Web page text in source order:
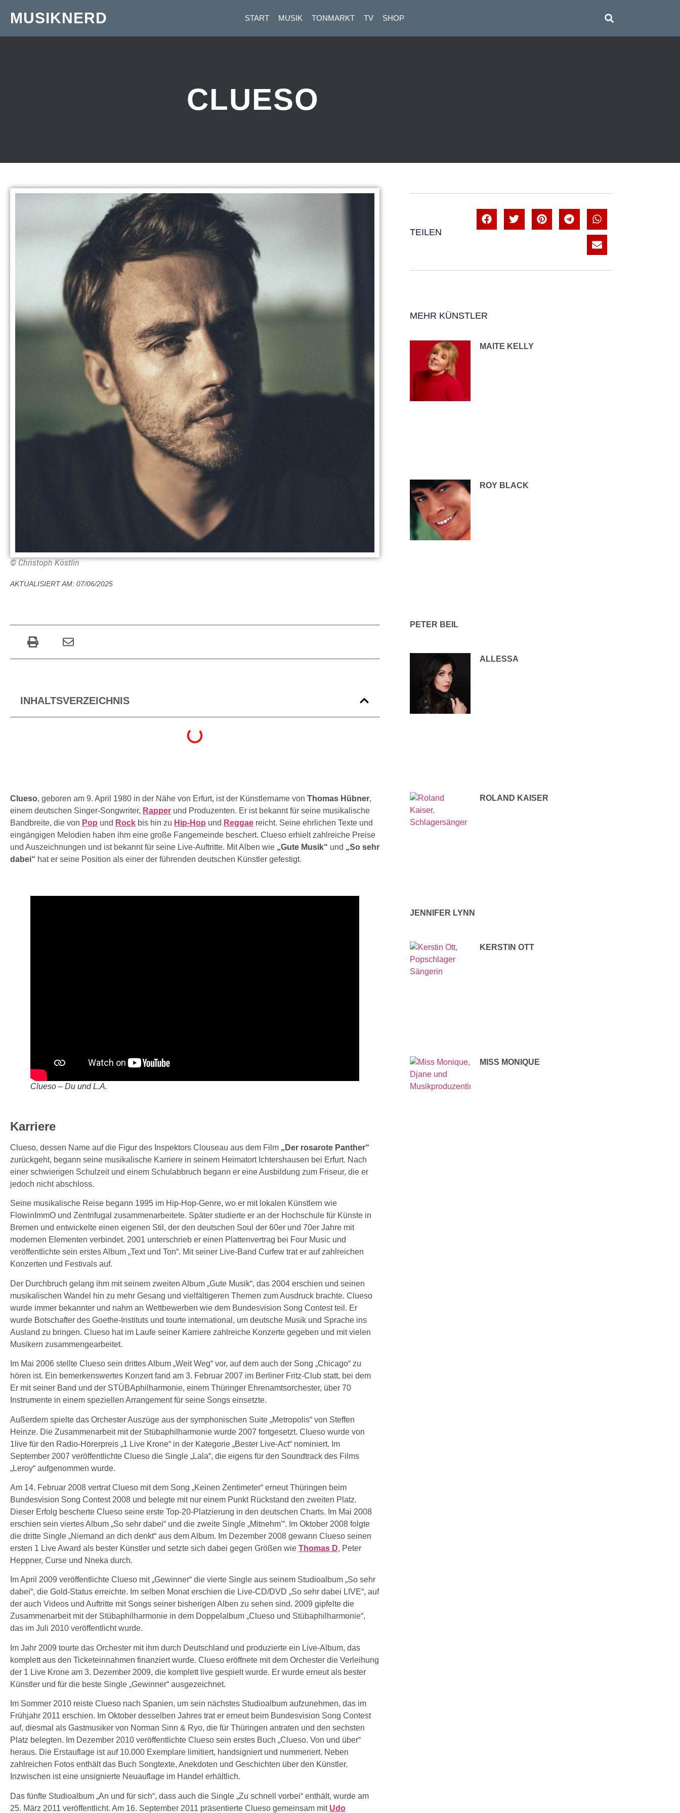
MUSIKNERD START MUSIK TONMARKT TV SHOP
CLUESO
© Christoph Köstlin
AKTUALISIERT AM: 07/06/2025
INHALTSVERZEICHNIS
Clueso, geboren am 9. April 1980 in der Nähe von Erfurt, ist der Künstlername von Thomas Hübner,
einem deutschen Singer-Songwriter, Rapper und Produzenten. Er ist bekannt für seine musikalische
Bandbreite, die von Pop und Rock bis hin zu Hip-Hop und Reggae reicht. Seine ehrlichen Texte und
eingängigen Melodien haben ihm eine große Fangemeinde beschert. Clueso erhielt zahlreiche Preise
und Auszeichnungen und ist bekannt für seine Live-Auftritte. Mit Alben wie „Gute Musik“ und „So sehr
dabei“ hat er seine Position als einer der führenden deutschen Künstler gefestigt.
Clueso – Du und L.A.
Karriere
Clueso, dessen Name auf die Figur des Inspektors Clouseau aus dem Film „Der rosarote Panther“
zurückgeht, begann seine musikalische Karriere in seinem Heimatort Ichtershausen bei Erfurt. Nach
einer schwierigen Schulzeit und einem Schulabbruch begann er eine Ausbildung zum Friseur, die er
jedoch nicht abschloss.
Seine musikalische Reise begann 1995 im Hip-Hop-Genre, wo er mit lokalen Künstlern wie
FlowinImmO und Zentrifugal zusammenarbeitete. Später studierte er an der Hochschule für Künste in
Bremen und entwickelte einen eigenen Stil, der den deutschen Soul der 60er und 70er Jahre mit
modernen Elementen verbindet. 2001 unterschrieb er einen Plattenvertrag bei Four Music und
veröffentlichte sein erstes Album „Text und Ton“. Mit seiner Live-Band Curfew trat er auf zahlreichen
Konzerten und Festivals auf.
Der Durchbruch gelang ihm mit seinem zweiten Album „Gute Musik“, das 2004 erschien und seinen
musikalischen Wandel hin zu mehr Gesang und vielfältigeren Themen zum Ausdruck brachte. Clueso
wurde immer bekannter und nahm an Wettbewerben wie dem Bundesvision Song Contest teil. Er
wurde Botschafter des Goethe-Instituts und tourte international, um deutsche Musik und Sprache ins
Ausland zu bringen. Clueso hat im Laufe seiner Karriere zahlreiche Konzerte gegeben und mit vielen
Musikern zusammengearbeitet.
Im Mai 2006 stellte Clueso sein drittes Album „Weit Weg“ vor, auf dem auch der Song „Chicago“ zu
hören ist. Ein bemerkenswertes Konzert fand am 3. Februar 2007 im Berliner Fritz-Club statt, bei dem
Er mit seiner Band und der STÜBAphilharmonie, einem Thüringer Ehrenamtsorchester, über 70
Instrumente in einem speziellen Arrangement für seine Songs einsetzte.
Außerdem spielte das Orchester Auszüge aus der symphonischen Suite „Metropolis“ von Steffen
Heinze. Die Zusammenarbeit mit der Stübaphilharmonie wurde 2007 fortgesetzt. Clueso wurde von
1live für den Radio-Hörerpreis „1 Live Krone“ in der Kategorie „Bester Live-Act“ nominiert. Im
September 2007 veröffentlichte Clueso die Single „Lala“, die eigens für den Soundtrack des Films
„Leroy“ aufgenommen wurde.
Am 14. Februar 2008 vertrat Clueso mit dem Song „Keinen Zentimeter“ erneut Thüringen beim
Bundesvision Song Contest 2008 und belegte mit nur einem Punkt Rückstand den zweiten Platz.
Dieser Erfolg bescherte Clueso seine erste Top-20-Platzierung in den deutschen Charts. Im Mai 2008
erschien sein viertes Album „So sehr dabei“ und die zweite Single „Mitnehm'“. Im Oktober 2008 folgte
die dritte Single „Niemand an dich denkt“ aus dem Album. Im Dezember 2008 gewann Clueso seinen
ersten 1 Live Award als bester Künstler und setzte sich dabei gegen Größen wie Thomas D, Peter
Heppner, Curse und Nneka durch.
Im April 2009 veröffentlichte Clueso mit „Gewinner“ die vierte Single aus seinem Studioalbum „So sehr
dabei“, die Gold-Status erreichte. Im selben Monat erschien die Live-CD/DVD „So sehr dabei LIVE“, auf
der auch Videos und Auftritte mit Songs seiner bisherigen Alben zu sehen sind. 2009 gipfelte die
Zusammenarbeit mit der Stübaphilharmonie in dem Doppelalbum „Clueso und Stübaphilharmonie“,
das im Juli 2010 veröffentlicht wurde.
Im Jahr 2009 tourte das Orchester mit ihm durch Deutschland und produzierte ein Live-Album, das
komplett aus den Ticketeinnahmen finanziert wurde. Clueso eröffnete mit dem Orchester die Verleihung
der 1 Live Krone am 3. Dezember 2009, die komplett live gespielt wurde. Er wurde erneut als bester
Künstler und für die beste Single „Gewinner“ ausgezeichnet.
Im Sommer 2010 reiste Clueso nach Spanien, um sein nächstes Studioalbum aufzunehmen, das im
Frühjahr 2011 erschien. Im Oktober desselben Jahres trat er erneut beim Bundesvision Song Contest
auf, diesmal als Gastmusiker von Norman Sinn & Ryo, die für Thüringen antraten und den sechsten
Platz belegten. Im Dezember 2010 veröffentlichte Clueso sein erstes Buch „Clueso. Von und über“
heraus. Die Erstauflage ist auf 10.000 Exemplare limitiert, handsigniert und nummeriert. Neben
zahlreichen Fotos enthält das Buch Songtexte, Anekdoten und Geschichten über den Künstler.
Inzwischen ist eine unsignierte Neuauflage im Handel erhältlich.
Das fünfte Studioalbum „An und für sich“, dass auch die Single „Zu schnell vorbei“ enthält, wurde am
25. März 2011 veröffentlicht. Am 16. September 2011 präsentierte Clueso gemeinsam mit Udo
TEILEN
MEHR KÜNSTLER
MAITE KELLY
ROY BLACK
PETER BEIL
ALLESSA
ROLAND KAISER
JENNIFER LYNN
KERSTIN OTT
MISS MONIQUE